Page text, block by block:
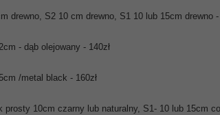
drewno, S2 10 cm drewno, S1 10 lub 15cm drewno -
- dąb olejowany - 140zł
/metal black - 160zł
prosty 10cm czarny lub naturalny, S1- 10 lub 15cm